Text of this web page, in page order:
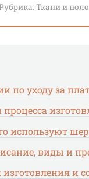
Ткани и
по уходу за
процесса
используют
виды и
и